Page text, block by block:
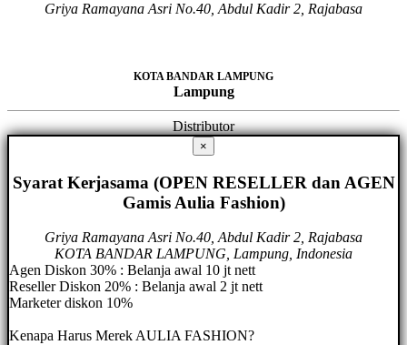
Griya Ramayana Asri No.40, Abdul Kadir 2, Rajabasa
KOTA BANDAR LAMPUNG
Lampung
Distributor
×
Syarat Kerjasama (OPEN RESELLER dan AGEN
Gamis Aulia Fashion)
Griya Ramayana Asri No.40, Abdul Kadir 2, Rajabasa
KOTA BANDAR LAMPUNG, Lampung, Indonesia
Agen Diskon 30% : Belanja awal 10 jt nett
Reseller Diskon 20% : Belanja awal 2 jt nett
Marketer diskon 10%
Kenapa Harus Merek AULIA FASHION?